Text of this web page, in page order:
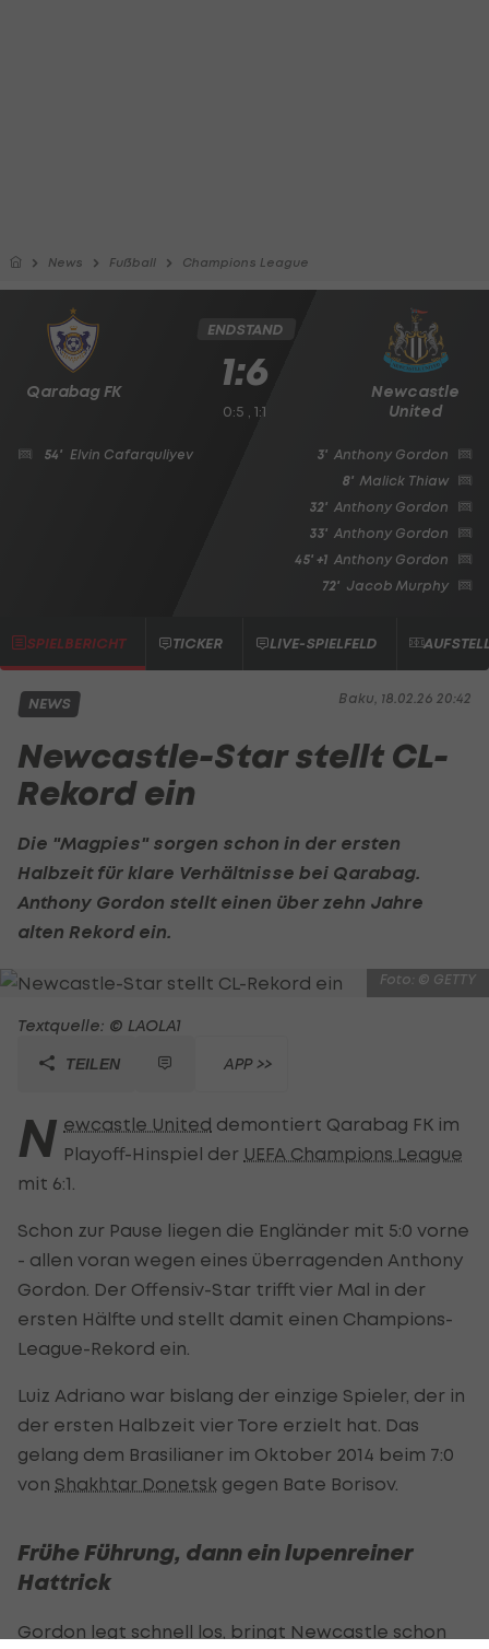
News Fußball Champions League
Qarabag FK
Newcastle
United
ENDSTAND
1:6
0:5 , 1:1
54' Elvin Cafarquliyev 3' Anthony Gordon
8' Malick Thiaw
32' Anthony Gordon
33' Anthony Gordon
45' +1 Anthony Gordon
72' Jacob Murphy
SPIELBERICHT TICKER LIVE-SPIELFELD
Baku, 18.02.26 20:42
NEWS
Newcastle-Star stellt CL-
Rekord ein
Die "Magpies" sorgen schon in der ersten
Halbzeit für klare Verhältnisse bei Qarabag.
Anthony Gordon stellt einen über zehn Jahre
alten Rekord ein.
Foto: © GETTY
Textquelle: © LAOLA1
TEILEN APP >>
N ewcastle United demontiert Qarabag FK im
Playoff-Hinspiel der UEFA Champions League
mit 6:1.
Schon zur Pause liegen die Engländer mit 5:0 vorne
- allen voran wegen eines überragenden Anthony
Gordon. Der Offensiv-Star trifft vier Mal in der
ersten Hälfte und stellt damit einen Champions-
League-Rekord ein.
Luiz Adriano war bislang der einzige Spieler, der in
der ersten Halbzeit vier Tore erzielt hat. Das
gelang dem Brasilianer im Oktober 2014 beim 7:0
von Shakhtar Donetsk gegen Bate Borisov.
Frühe Führung, dann ein lupenreiner
Hattrick
Gordon legt schnell los, bringt Newcastle schon